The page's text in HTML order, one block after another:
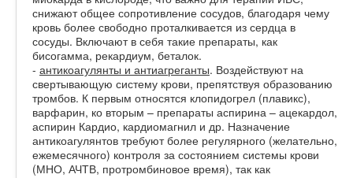
снижают общее сопротивление сосудов, благодаря чему
кровь более свободно проталкивается из сердца в
сосуды. Включают в себя такие препараты, как
бисогамма, рекардиум, беталок.
- антикоагулянты и антиагреганты. Воздействуют на
свертывающую систему крови, препятствуя образованию
тромбов. К первым относятся клопидогрел (плавикс),
варфарин, ко вторым – препараты аспирина – ацекардол,
аспирин Кардио, кардиомагнил и др. Назначение
антикоагулянтов требуют более регулярного (желательно,
ежемесячного) контроля за состоянием системы крови
(МНО, АЧТВ, протромбиновое время), так как